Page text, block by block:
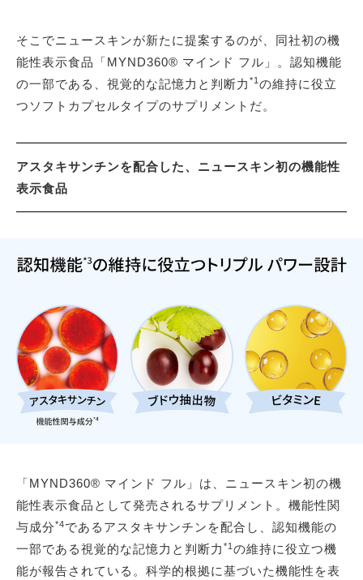
そこでニュースキンが新たに提案するのが、同社初の機
能性表示食品「MYND360® マインド フル」。認知機能
の一部である、視覚的な記憶力と判断力 *1 の維持に役立
つソフトカプセルタイプのサプリメントだ。
アスタキサンチンを配合した、ニュースキン初の機能性
表示食品
「MYND360® マインド フル」は、ニュースキン初の機
能性表示食品として発売されるサプリメント。機能性関
与成分*4であるアスタキサンチンを配合し、認知機能の
一部である視覚的な記憶力と判断力 *1 の維持に役立つ機
能が報告されている。科学的根拠に基づいた機能性を表